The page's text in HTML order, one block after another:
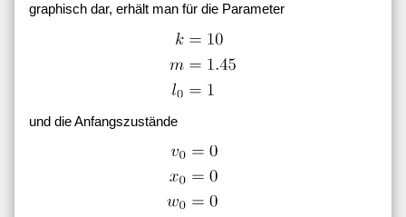
graphisch dar, erhält man für die Parameter
und die Anfangszustände